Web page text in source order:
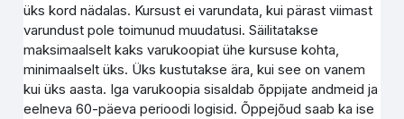
üks kord nädalas. Kursust ei varundata, kui pärast viimast
varundust pole toimunud muudatusi. Säilitatakse
maksimaalselt kaks varukoopiat ühe kursuse kohta,
minimaalselt üks. Üks kustutakse ära, kui see on vanem
kui üks aasta. Iga varukoopia sisaldab õppijate andmeid ja
eelneva 60-päeva perioodi logisid. Õppejõud saab ka ise